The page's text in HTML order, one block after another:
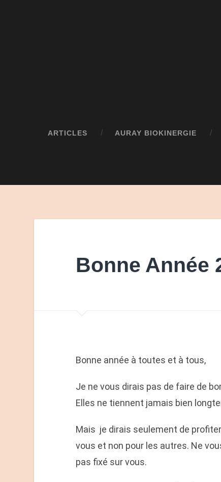
ARTICLES AURAY BIOKINERGIE
Bonne Année
Bonne année à toutes et à tous,
Je ne vous dirais pas de faire de
Elles ne tiennent jamais bien
Mais je dirais seulement de
vous et non pour les autres. Ne
pas fixé sur vous.